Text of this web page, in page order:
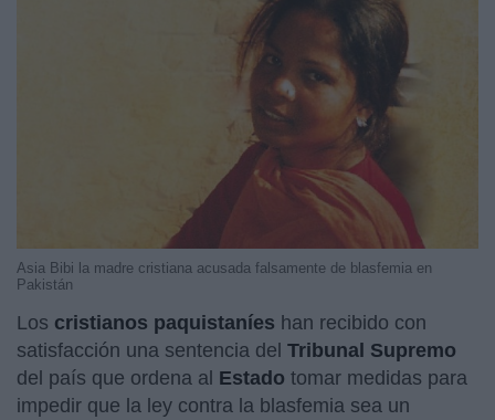
Asia Bibi la madre cristiana acusada falsamente de blasfemia en
Pakistán
Los cristianos paquistaníes han recibido con
satisfacción una sentencia del Tribunal Supremo
del país que ordena al Estado tomar medidas para
impedir que la ley contra la blasfemia sea un